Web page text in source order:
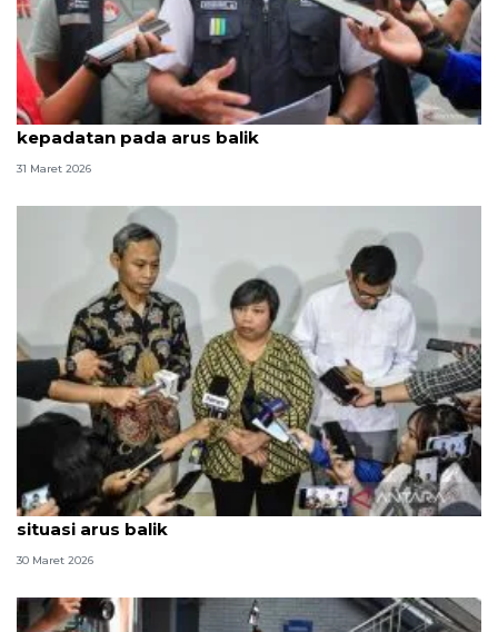
ASDP Ketapang operasikan 34 kapal urai
kepadatan pada arus balik
31 Maret 2026
Hukum, dari pengobatan Andrie Yunus hingga
situasi arus balik
30 Maret 2026